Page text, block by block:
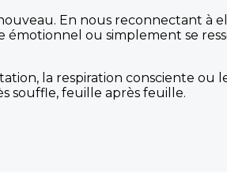
En nous reconnectant à
émotionnel ou simplement se
la respiration consciente ou
souffle, feuille après feuille.